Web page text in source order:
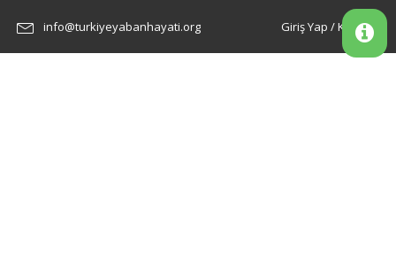
info@turkiyeyabanhayati.org Giriş Yap / Kayıt Ol